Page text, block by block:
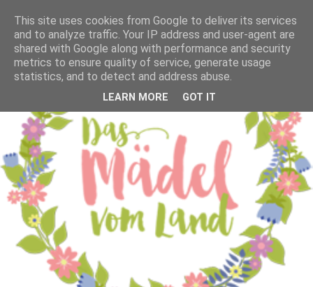
This site uses cookies from Google to deliver its services
and to analyze traffic. Your IP address and user-agent are
shared with Google along with performance and security
metrics to ensure quality of service, generate usage
statistics, and to detect and address abuse.
LEARN MORE GOT IT